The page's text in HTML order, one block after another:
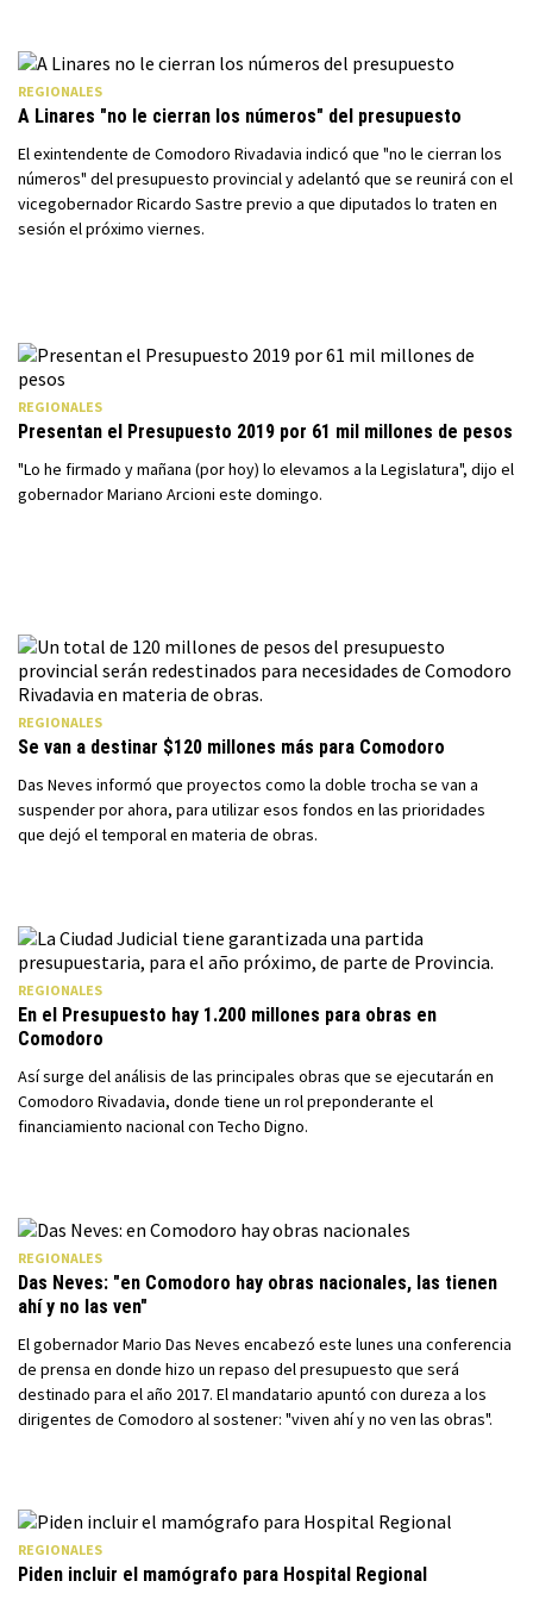
REGIONALES
A Linares "no le cierran los números" del presupuesto
El exintendente de Comodoro Rivadavia indicó que "no le cierran los
números" del presupuesto provincial y adelantó que se reunirá con el
vicegobernador Ricardo Sastre previo a que diputados lo traten en
sesión el próximo viernes.
REGIONALES
Presentan el Presupuesto 2019 por 61 mil millones de pesos
"Lo he firmado y mañana (por hoy) lo elevamos a la Legislatura", dijo el
gobernador Mariano Arcioni este domingo.
REGIONALES
Se van a destinar $120 millones más para Comodoro
Das Neves informó que proyectos como la doble trocha se van a
suspender por ahora, para utilizar esos fondos en las prioridades
que dejó el temporal en materia de obras.
REGIONALES
En el Presupuesto hay 1.200 millones para obras en
Comodoro
Así surge del análisis de las principales obras que se ejecutarán en
Comodoro Rivadavia, donde tiene un rol preponderante el
financiamiento nacional con Techo Digno.
REGIONALES
Das Neves: "en Comodoro hay obras nacionales, las tienen
ahí y no las ven"
El gobernador Mario Das Neves encabezó este lunes una conferencia
de prensa en donde hizo un repaso del presupuesto que será
destinado para el año 2017. El mandatario apuntó con dureza a los
dirigentes de Comodoro al sostener: "viven ahí y no ven las obras".
REGIONALES
Piden incluir el mamógrafo para Hospital Regional